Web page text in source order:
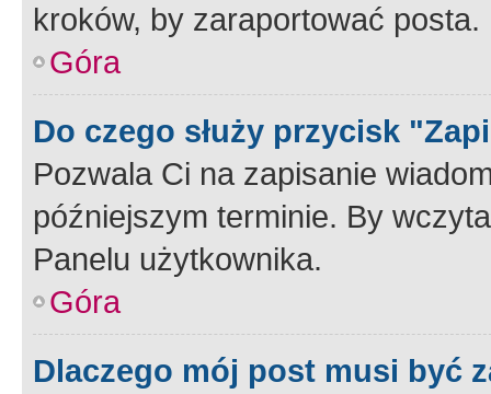
kroków, by zaraportować posta.
Góra
Do czego służy przycisk
Pozwala Ci na zapisanie
późniejszym terminie. By
Panelu użytkownika.
Góra
Dlaczego mój post musi być